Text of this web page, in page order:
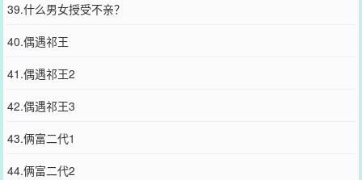
39.什么男女授受不亲？
40.偶遇祁王
41.偶遇祁王2
42.偶遇祁王3
43.俩富二代1
44.俩富二代2